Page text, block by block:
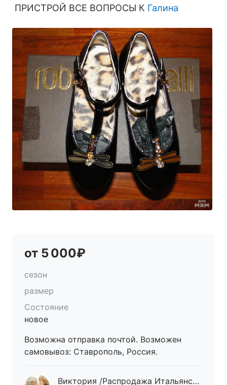
ПРИСТРОЙ ВСЕ ВОПРОСЫ К Галина
от 5 000₽
сезон
размер
Состояние
новое
Возможна отправка почтой. Возможен
самовывоз: Ставрополь, Россия.
Виктория /Распродажа Итальянской обуви!!!/